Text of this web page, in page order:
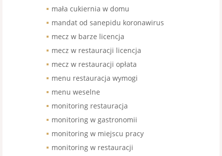
mała cukiernia w domu
mandat od sanepidu koronawirus
mecz w barze licencja
mecz w restauracji licencja
mecz w restauracji opłata
menu restauracja wymogi
menu weselne
monitoring restauracja
monitoring w gastronomii
monitoring w miejscu pracy
monitoring w restauracji